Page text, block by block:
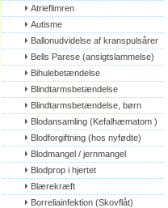
Atrieflimren
Autisme
Ballonudvidelse af kranspulsårer
Bells Parese (ansigtslammelse)
Bihulebetændelse
Blindtarmsbetændelse
Blindtarmsbetændelse, børn
Blodansamling (Kefalhæmatom )
Blodforgiftning (hos nyfødte)
Blodmangel / jernmangel
Blodprop i hjertet
Blærekræft
Borreliainfektion (Skovflåt)